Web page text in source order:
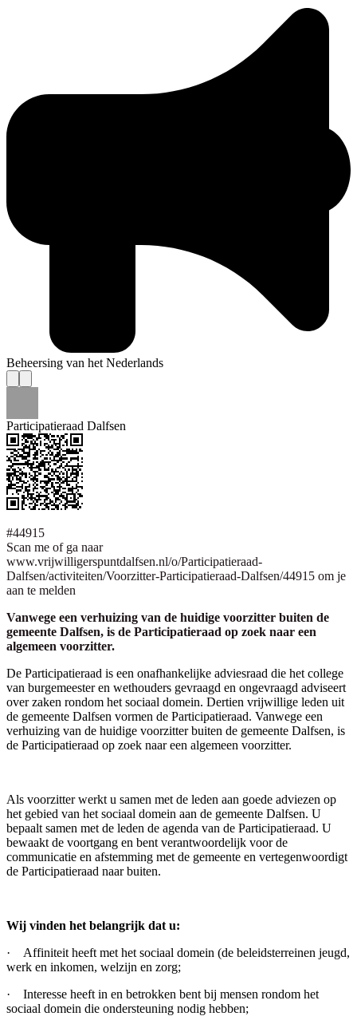
Beheersing van het Nederlands
Participatieraad Dalfsen
#44915
Scan me of ga naar
www.vrijwilligerspuntdalfsen.nl/o/Participatieraad-
Dalfsen/activiteiten/Voorzitter-Participatieraad-Dalfsen/44915 om je
aan te melden
Vanwege een verhuizing van de huidige voorzitter buiten de
gemeente Dalfsen, is de Participatieraad op zoek naar een
algemeen voorzitter.
De Participatieraad is een onafhankelijke adviesraad die het college
van burgemeester en wethouders gevraagd en ongevraagd adviseert
over zaken rondom het sociaal domein. Dertien vrijwillige leden uit
de gemeente Dalfsen vormen de Participatieraad. Vanwege een
verhuizing van de huidige voorzitter buiten de gemeente Dalfsen, is
de Participatieraad op zoek naar een algemeen voorzitter.
Als voorzitter werkt u samen met de leden aan goede adviezen op
het gebied van het sociaal domein aan de gemeente Dalfsen. U
bepaalt samen met de leden de agenda van de Participatieraad. U
bewaakt de voortgang en bent verantwoordelijk voor de
communicatie en afstemming met de gemeente en vertegenwoordigt
de Participatieraad naar buiten.
Wij vinden het belangrijk dat u:
· Affiniteit heeft met het sociaal domein (de beleidsterreinen jeugd,
werk en inkomen, welzijn en zorg;
· Interesse heeft in en betrokken bent bij mensen rondom het
sociaal domein die ondersteuning nodig hebben;